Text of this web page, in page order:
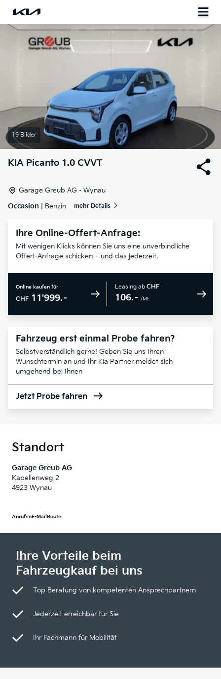
19 Bilder
KIA Picanto 1.0 CVVT
Garage Greub AG - Wynau
Occasion | Benzin mehr Details
Ihre Online-Offert-Anfrage:
Mit wenigen Klicks können Sie uns eine unverbindliche
Offert-Anfrage schicken – und das jederzeit.
Online kaufen für
CHF 11'999.–
Leasing ab CHF
106.– /Mt.
Fahrzeug erst einmal Probe fahren?
Selbstverständlich gerne! Geben Sie uns Ihren
Wunschtermin an und Ihr Kia Partner meldet sich
umgehend bei Ihnen
Jetzt Probe fahren
Standort
Garage Greub AG
Kapellenweg 2
4923 Wynau
AnrufenE-Mail Route
Ihre Vorteile beim
Fahrzeugkauf bei uns
Top Beratung von kompetenten Ansprechpartnern
Jederzeit erreichbar für Sie
Ihr Fachmann für Mobilität